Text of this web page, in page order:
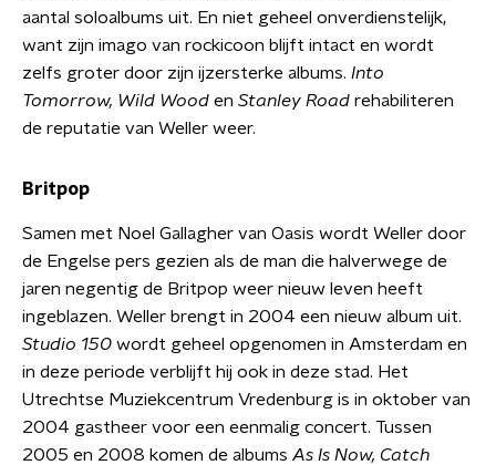
aantal soloalbums uit. En niet geheel onverdienstelijk,
want zijn imago van rockicoon blijft intact en wordt
zelfs groter door zijn ijzersterke albums. Into
Tomorrow, Wild Wood en Stanley Road rehabiliteren
de reputatie van Weller weer.
Britpop
Samen met Noel Gallagher van Oasis wordt Weller door
de Engelse pers gezien als de man die halverwege de
jaren negentig de Britpop weer nieuw leven heeft
ingeblazen. Weller brengt in 2004 een nieuw album uit.
Studio 150 wordt geheel opgenomen in Amsterdam en
in deze periode verblijft hij ook in deze stad. Het
Utrechtse Muziekcentrum Vredenburg is in oktober van
2004 gastheer voor een eenmalig concert. Tussen
2005 en 2008 komen de albums As Is Now, Catch